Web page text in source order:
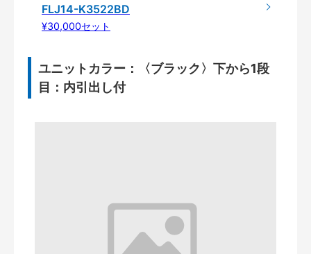
FLJ14-K3522BD
¥30,000セット
ユニットカラー：〈ブラック〉下から1段
目：内引出し付